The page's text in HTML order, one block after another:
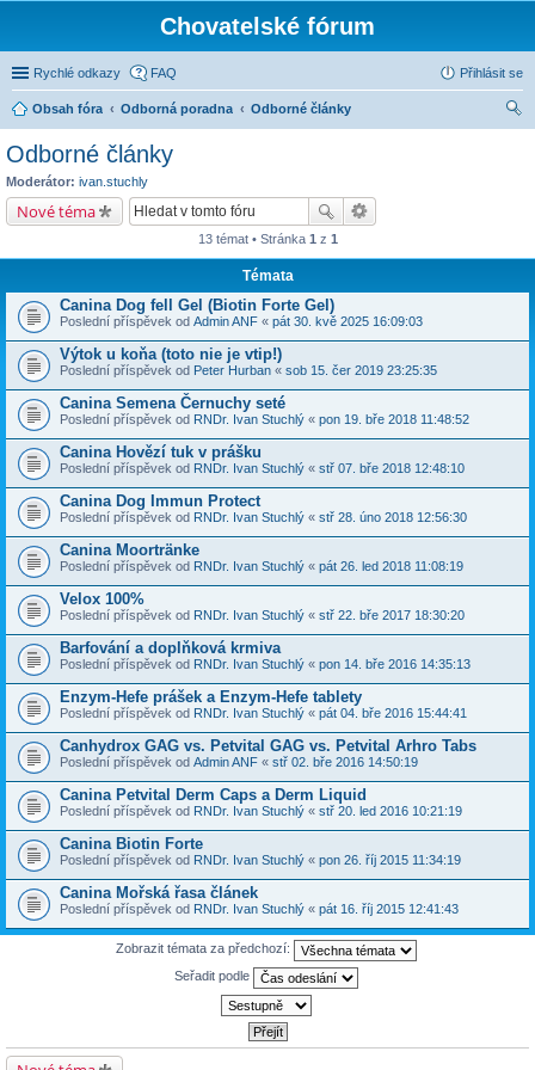
Chovatelské fórum
Rychlé odkazy FAQ Přihlásit se
Obsah fóra Odborná poradna
Odborné články
Odborné články
Moderátor: ivan.stuchly
Nové téma
13 témat • Stránka 1 z 1
Témata
Canina Dog fell Gel (Biotin Forte Gel)
Poslední příspěvek od Admin ANF « pát 30. kvě 2025 16:09:03
Výtok u koňa (toto nie je vtip!)
Poslední příspěvek od Peter Hurban « sob 15. čer 2019 23:25:35
Canina Semena Černuchy seté
Poslední příspěvek od RNDr. Ivan Stuchlý « pon 19. bře 2018 11:48:52
Canina Hovězí tuk v prášku
Poslední příspěvek od RNDr. Ivan Stuchlý « stř 07. bře 2018 12:48:10
Canina Dog Immun Protect
Poslední příspěvek od RNDr. Ivan Stuchlý « stř 28. úno 2018 12:56:30
Canina Moortränke
Poslední příspěvek od RNDr. Ivan Stuchlý « pát 26. led 2018 11:08:19
Velox 100%
Poslední příspěvek od RNDr. Ivan Stuchlý « stř 22. bře 2017 18:30:20
Barfování a doplňková krmiva
Poslední příspěvek od RNDr. Ivan Stuchlý « pon 14. bře 2016 14:35:13
Enzym-Hefe prášek a Enzym-Hefe tablety
Poslední příspěvek od RNDr. Ivan Stuchlý « pát 04. bře 2016 15:44:41
Canhydrox GAG vs. Petvital GAG vs. Petvital Arhro Tabs
Poslední příspěvek od Admin ANF « stř 02. bře 2016 14:50:19
Canina Petvital Derm Caps a Derm Liquid
Poslední příspěvek od RNDr. Ivan Stuchlý « stř 20. led 2016 10:21:19
Canina Biotin Forte
Poslední příspěvek od RNDr. Ivan Stuchlý « pon 26. říj 2015 11:34:19
Canina Mořská řasa článek
Poslední příspěvek od RNDr. Ivan Stuchlý « pát 16. říj 2015 12:41:43
Zobrazit témata za předchozí:
Seřadit podle